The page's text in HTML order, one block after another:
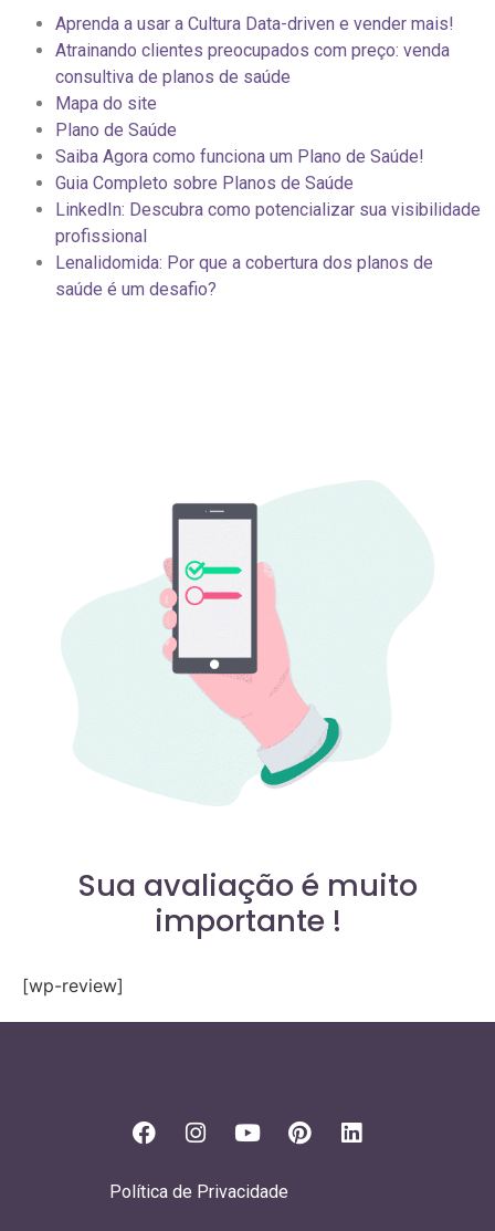
Aprenda a usar a Cultura Data-driven e vender mais!
Atrainando clientes preocupados com preço: venda
consultiva de planos de saúde
Mapa do site
Plano de Saúde
Saiba Agora como funciona um Plano de Saúde!
Guia Completo sobre Planos de Saúde
LinkedIn: Descubra como potencializar sua visibilidade
profissional
Lenalidomida: Por que a cobertura dos planos de
saúde é um desafio?
Sua avaliação é muito
importante !
[wp-review]
Política de Privacidade